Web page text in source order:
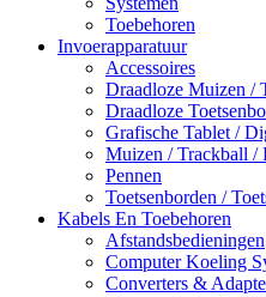
Toebehoren
Invoerapparatuur
Accessoires
Draadloze Muizen /
Draadloze
Grafische Tablet /
Muizen / Trackball /
Pennen
Toetsenborden /
Kabels En Toebehoren
Afstandsbedieningen
Computer Koeling
Converters &